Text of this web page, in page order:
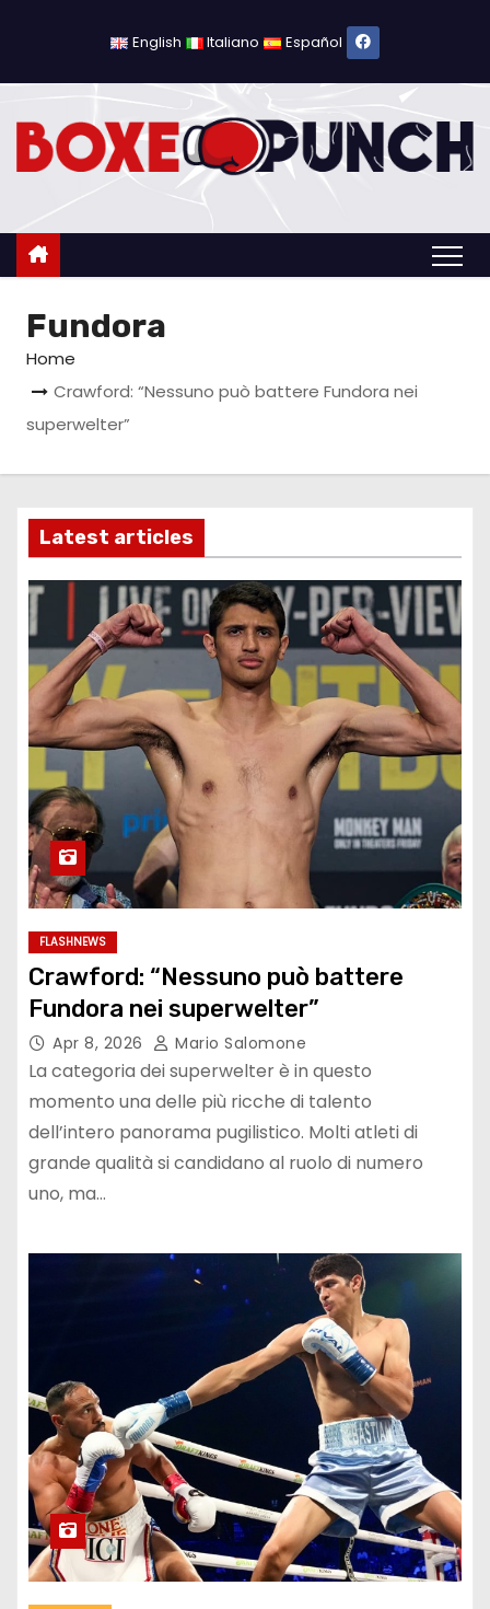
c
o
English Italiano Español
Fundora
Home
Crawford: “Nessuno può battere Fundora nei
superwelter”
Latest articles
FLASHNEWS
Crawford: “Nessuno può battere
Fundora nei superwelter”
Apr 8, 2026 Mario Salomone
La categoria dei superwelter è in questo
momento una delle più ricche di talento
dell’intero panorama pugilistico. Molti atleti di
grande qualità si candidano al ruolo di numero
uno, ma…